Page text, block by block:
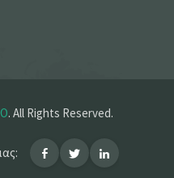
. All Rights Reserved.